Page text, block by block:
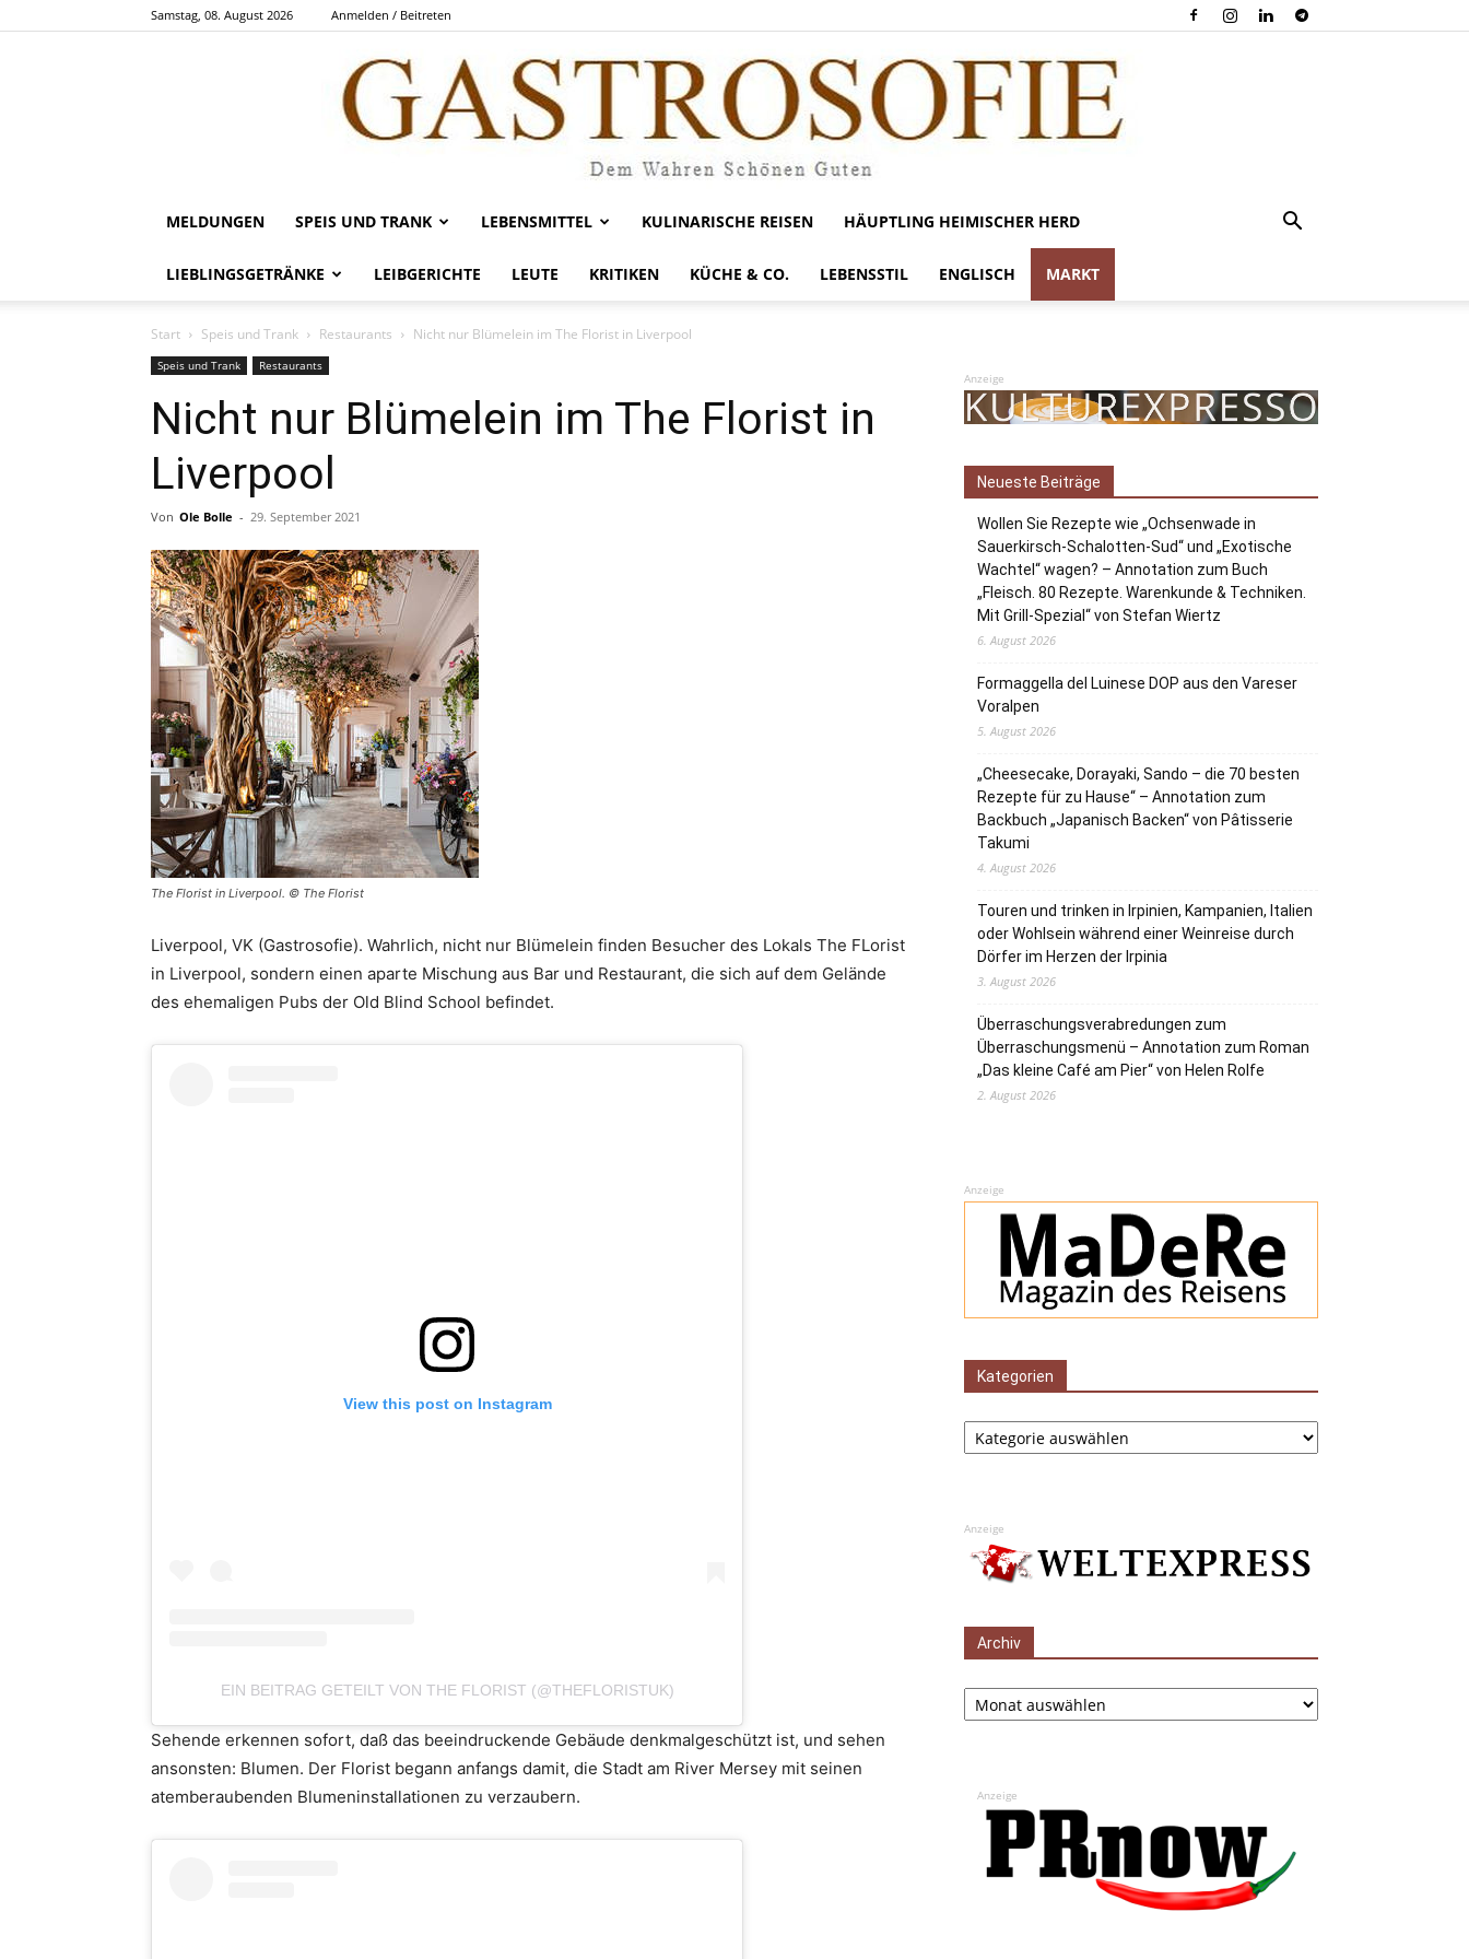
Samstag, 08. August 2026 Anmelden / Beitreten
Gastrosofie
MELDUNGEN SPEIS UND TRANK LEBENSMITTEL KULINARISCHE REISEN HÄUPTLING HEIMISCHER HERD
LIEBLINGSGETRÄNKE LEIBGERICHTE LEUTE KRITIKEN KÜCHE & CO. LEBENSSTIL ENGLISCH MARKT
Start Speis und Trank Restaurants Nicht nur Blümelein im The Florist in Liverpool
Speis und Trank Restaurants
Nicht nur Blümelein im The Florist in
Liverpool
Von Ole Bolle - 29. September 2021
The Florist in Liverpool. © The Florist
Liverpool, VK (Gastrosofie). Wahrlich, nicht nur Blümelein finden Besucher des Lokals The FLorist
in Liverpool, sondern einen aparte Mischung aus Bar und Restaurant, die sich auf dem Gelände
des ehemaligen Pubs der Old Blind School befindet.
View this post on Instagram
EIN BEITRAG GETEILT VON THE FLORIST (@THEFLORISTUK)
Sehende erkennen sofort, daß das beeindruckende Gebäude denkmalgeschützt ist, und sehen
ansonsten: Blumen. Der Florist begann anfangs damit, die Stadt am River Mersey mit seinen
atemberaubenden Blumeninstallationen zu verzaubern.
Anzeige
Neueste Beiträge
Wollen Sie Rezepte wie „Ochsenwade in
Sauerkirsch-Schalotten-Sud“ und „Exotische
Wachtel“ wagen? – Annotation zum Buch
„Fleisch. 80 Rezepte. Warenkunde & Techniken.
Mit Grill-Spezial“ von Stefan Wiertz
6. August 2026
Formaggella del Luinese DOP aus den Vareser
Voralpen
5. August 2026
„Cheesecake, Dorayaki, Sando – die 70 besten
Rezepte für zu Hause“ – Annotation zum
Backbuch „Japanisch Backen“ von Pâtisserie
Takumi
4. August 2026
Touren und trinken in Irpinien, Kampanien, Italien
oder Wohlsein während einer Weinreise durch
Dörfer im Herzen der Irpinia
3. August 2026
Überraschungsverabredungen zum
Überraschungsmenü – Annotation zum Roman
„Das kleine Café am Pier“ von Helen Rolfe
2. August 2026
Anzeige
Kategorien
Kategorien
Anzeige
Archiv
Archiv
Anzeige